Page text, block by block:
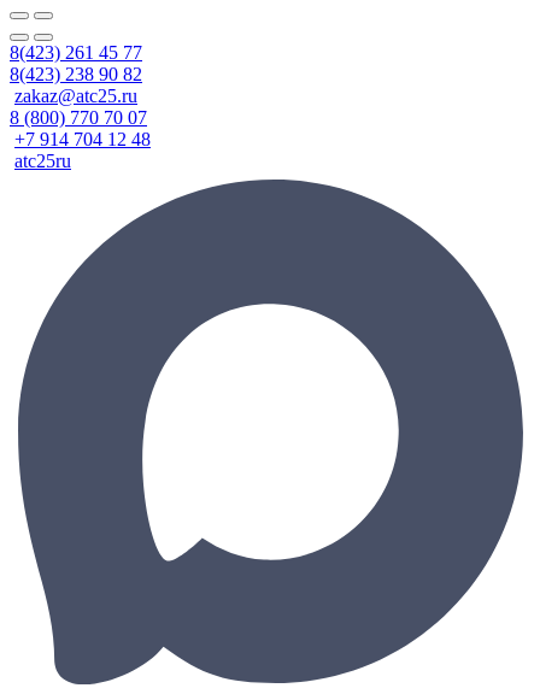
8(423) 261 45 77
8(423) 238 90 82
zakaz@atc25.ru
8 (800) 770 70 07
+7 914 704 12 48
atc25ru